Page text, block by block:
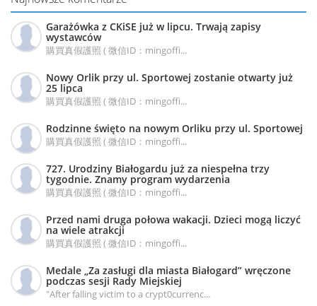
Garażówka z CKiSE już w lipcu. Trwają zapisy
wystawców
購買真假護照 ( 微信ID：mingoffi...
Nowy Orlik przy ul. Sportowej zostanie otwarty już
25 lipca
購買真假護照 ( 微信ID：mingoffi...
Rodzinne święto na nowym Orliku przy ul. Sportowej
購買真假護照 ( 微信ID：mingoffi...
727. Urodziny Białogardu już za niespełna trzy
tygodnie. Znamy program wydarzenia
購買真假護照 ( 微信ID：mingoffi...
Przed nami druga połowa wakacji. Dzieci mogą liczyć
na wiele atrakcji
購買真假護照 ( 微信ID：mingoffi...
Medale „Za zasługi dla miasta Białogard” wręczone
podczas sesji Rady Miejskiej
"After falling victim to a crypt0currenc...